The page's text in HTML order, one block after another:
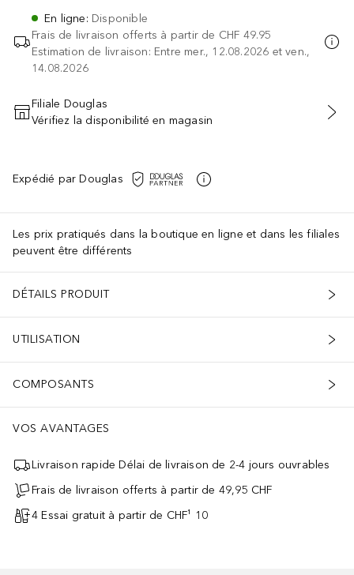
En ligne: Disponible
Frais de livraison offerts à partir de CHF 49.95
Estimation de livraison: Entre mer., 12.08.2026 et ven.,
14.08.2026
AJOUTER AU PANIER
Filiale Douglas
Vérifiez la disponibilité en magasin
Expédié par Douglas
Les prix pratiqués dans la boutique en ligne et dans les filiales
peuvent être différents
DÉTAILS PRODUIT
UTILISATION
COMPOSANTS
VOS AVANTAGES
Livraison rapide Délai de livraison de 2-4 jours ouvrables
Frais de livraison offerts à partir de 49,95 CHF
4 Essai gratuit à partir de CHF¹ 10